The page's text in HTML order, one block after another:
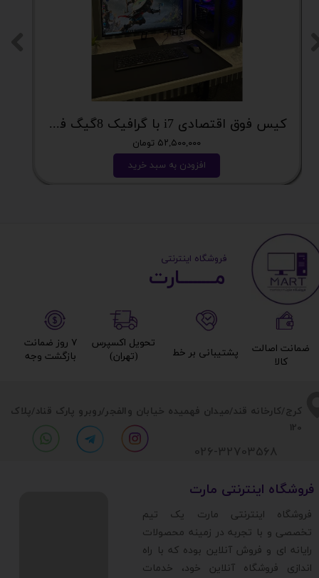
کیس فوق اقتصادی i7 با گرافیک 8گیگ فوق اکونومی کد 2162
۵۲,۵۰۰,۰۰۰ تومان
افزودن به سبد خرید
​​کرج/کارخانه قند/میدان فهمیده خیابان والفجر/روبرو پارک قناد/پلاک
120
​فروشگاه اینترنتی مارت
​فروشگاه اینترنتی مارت یک تیم
تخصصی و با تجربه در زمینه محصولات
رایانه ای و فروش آنلاین بوده که با راه
اندازی فروشگاه آنلاین خود، خدمات
026-32703568
مــــــــارت​​​​​​
​ ​فروشگاه اینترنتی
۷ روز ضمانت
بازگشت وجه​​​​​​​
تحویل اکسپرس
(تهران)​​​​​​​
پشتیبانی بر خط​​​​​​​
ضمانت اصالت
کالا​​​​​​​